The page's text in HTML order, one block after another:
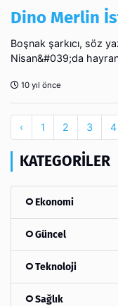
Dino Merlin
Boşnak şarkıcı, söz
Nisan&#039;da
10 yıl önce
‹ 1 2 3 4
KATEGORILER
Ekonomi
Güncel
Teknoloji
Sağlık